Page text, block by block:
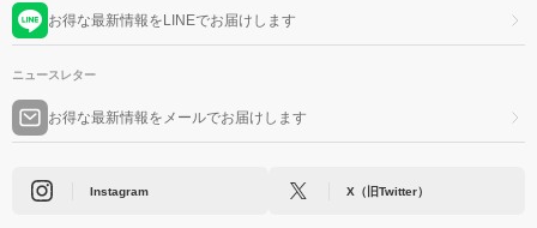
お得な最新情報をLINEでお届けします
ニュースレター
お得な最新情報をメールでお届けします
Instagram X（旧Twitter）